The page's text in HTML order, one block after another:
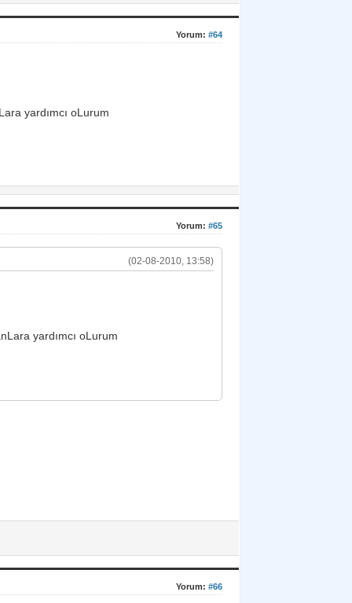
Yorum: #64
yardımcı oLurum
Yorum: #65
(02-08-2010, 13:58)
yardımcı oLurum
Yorum: #66